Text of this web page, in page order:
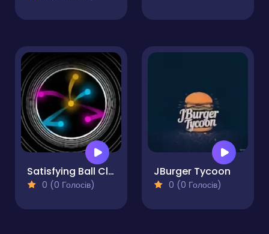
Satisfying Ball Clicker
0 (0 Голосів)
JBurger Tycoon
0 (0 Голосів)